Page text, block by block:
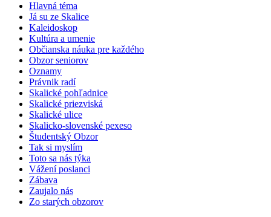
Hlavná téma
Já su ze Skalice
Kaleidoskop
Kultúra a umenie
Občianska náuka pre každého
Obzor seniorov
Oznamy
Právnik radí
Skalické pohľadnice
Skalické priezviská
Skalické ulice
Skalicko-slovenské pexeso
Študentský Obzor
Tak si myslím
Toto sa nás týka
Vážení poslanci
Zábava
Zaujalo nás
Zo starých obzorov